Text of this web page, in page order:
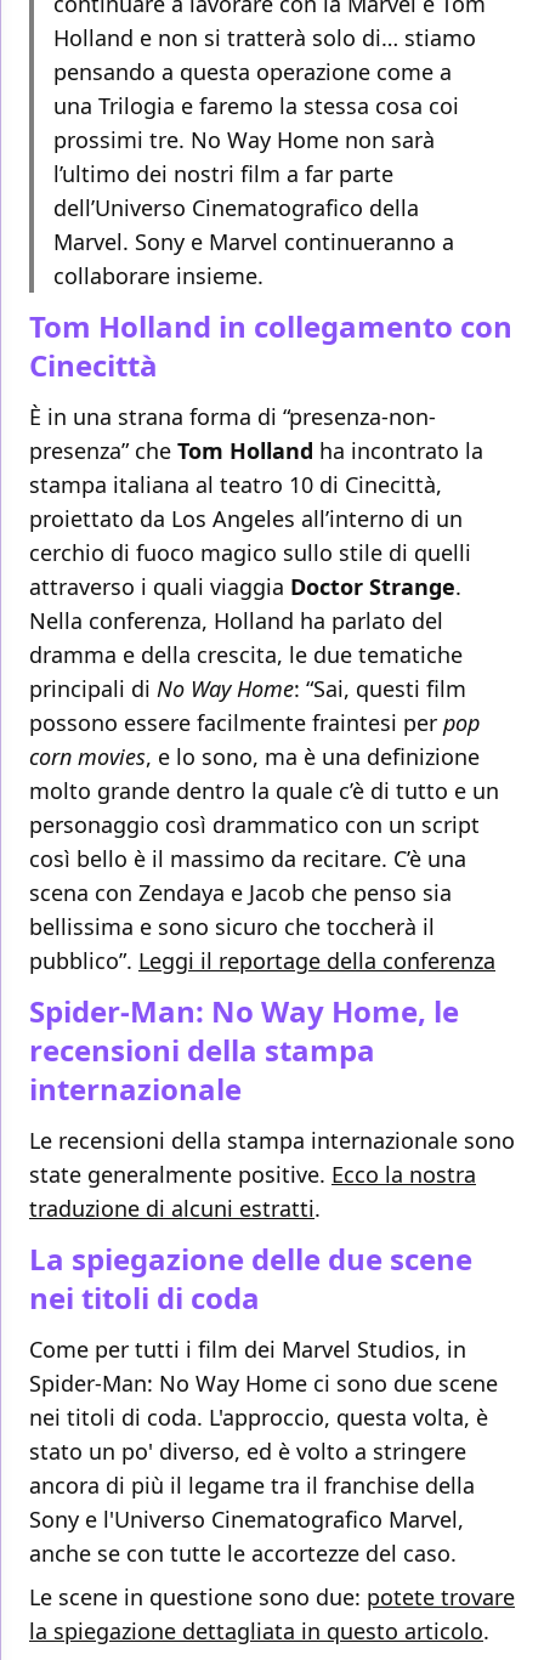
Holland e non si tratterà solo di… stiamo
pensando a questa operazione come a
una Trilogia e faremo la stessa cosa coi
prossimi tre. No Way Home non sarà
l’ultimo dei nostri film a far parte
dell’Universo Cinematografico della
Marvel. Sony e Marvel continueranno a
collaborare insieme.
Tom Holland in collegamento con
Cinecittà
È in una strana forma di “presenza-non-
presenza” che Tom Holland ha incontrato la
stampa italiana al teatro 10 di Cinecittà,
proiettato da Los Angeles all’interno di un
cerchio di fuoco magico sullo stile di quelli
attraverso i quali viaggia Doctor Strange.
Nella conferenza, Holland ha parlato del
dramma e della crescita, le due tematiche
principali di No Way Home: “Sai, questi film
possono essere facilmente fraintesi per pop
corn movies, e lo sono, ma è una definizione
molto grande dentro la quale c’è di tutto e un
personaggio così drammatico con un script
così bello è il massimo da recitare. C’è una
scena con Zendaya e Jacob che penso sia
bellissima e sono sicuro che toccherà il
pubblico”. Leggi il reportage della conferenza
Spider-Man: No Way Home, le
recensioni della stampa
internazionale
Le recensioni della stampa internazionale sono
state generalmente positive. Ecco la nostra
traduzione di alcuni estratti.
La spiegazione delle due scene
nei titoli di coda
Come per tutti i film dei Marvel Studios, in
Spider-Man: No Way Home ci sono due scene
nei titoli di coda. L'approccio, questa volta, è
stato un po' diverso, ed è volto a stringere
ancora di più il legame tra il franchise della
Sony e l'Universo Cinematografico Marvel,
anche se con tutte le accortezze del caso.
Le scene in questione sono due: potete trovare
la spiegazione dettagliata in questo articolo.